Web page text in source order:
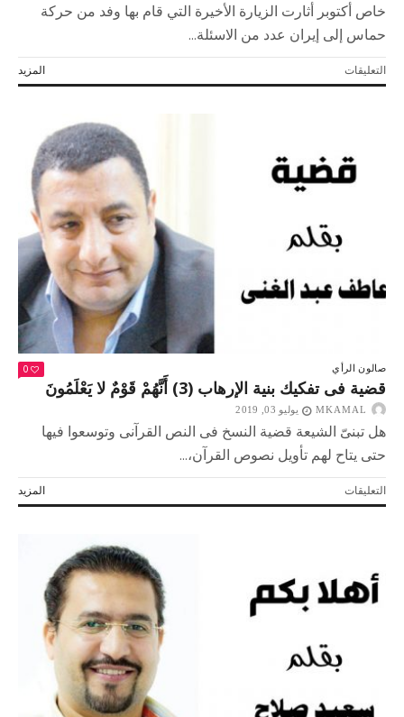
خاص أكتوبر أثارت الزيارة الأخيرة التي قام بها وفد من حركة
حماس إلى إيران عدد من الاسئلة...
المزيد التعليقاتعلى
رهان
يثير
تساؤلات
الحركة
خارجيًا
صالون الرأي 0
قضية فى تفكيك بنية الإرهاب (3) أَنَّهُمْ قَوْمٌ لا يَعْلَمُونَ
MKAMAL يوليو 03, 2019
هل تبنىّ الشيعة قضية النسخ فى النص القرآنى وتوسعوا فيها
حتى يتاح لهم تأويل نصوص القرآن،...
المزيد التعليقاتعلى
قضية
(3)
يَعْلَمُونَ